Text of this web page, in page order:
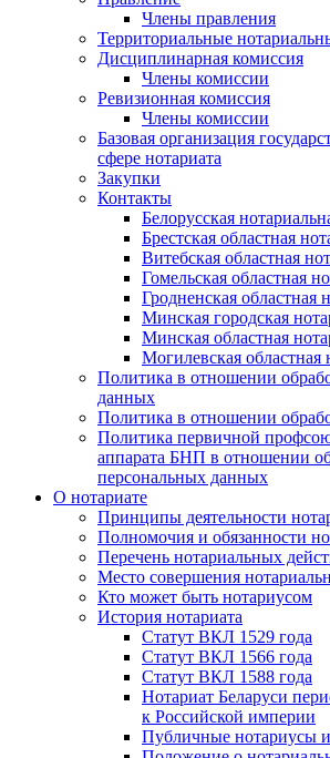
Члены правления
Территориальные
Дисциплинарная комиссия
Члены комиссии
Ревизионная комиссия
Члены комиссии
Базовая организация
сфере нотариата
Закупки
Контакты
Белорусская
Брестская областная
Витебская областная
Гомельская областная
Гродненская областная
Минская городская
Минская областная
Могилевская областная
Политика в отношении
данных
Политика в отношении
Политика первичной
аппарата БНП в отношении
персональных данных
О нотариате
Принципы деятельности
Полномочия и обязанности
Перечень нотариальных
Место совершения
Кто может быть нотариусом
История нотариата
Статут ВКЛ 1529 года
Статут ВКЛ 1566 года
Статут ВКЛ 1588 года
Нотариат Беларуси
к Российской империи
Публичные нотариусы